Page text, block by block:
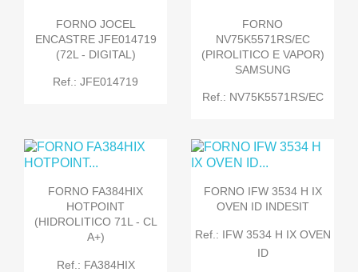
FORNO JOCEL
ENCASTRE JFE014719
(72L - DIGITAL)
Ref.: JFE014719
FORNO
NV75K5571RS/EC
(PIROLITICO E VAPOR)
SAMSUNG
Ref.: NV75K5571RS/EC
FORNO FA384HIX
HOTPOINT
(HIDROLITICO 71L - CL
A+)
Ref.: FA384HIX
FORNO IFW 3534 H IX
OVEN ID INDESIT
Ref.: IFW 3534 H IX OVEN
ID